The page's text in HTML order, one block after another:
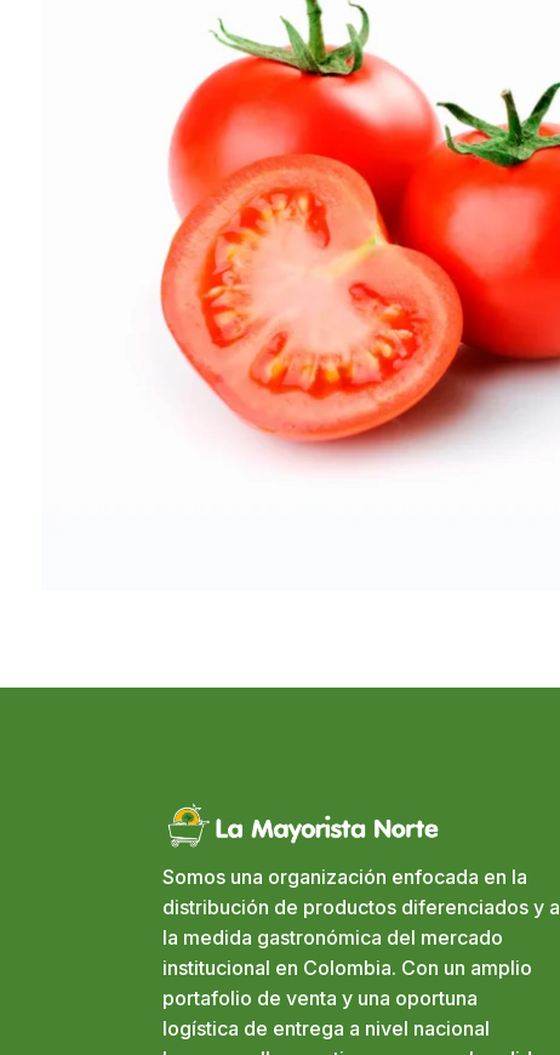
Somos una organización enfocada en la
distribución de productos diferenciados y a
la medida gastronómica del mercado
institucional en Colombia. Con un amplio
portafolio de venta y una oportuna
logística de entrega a nivel nacional